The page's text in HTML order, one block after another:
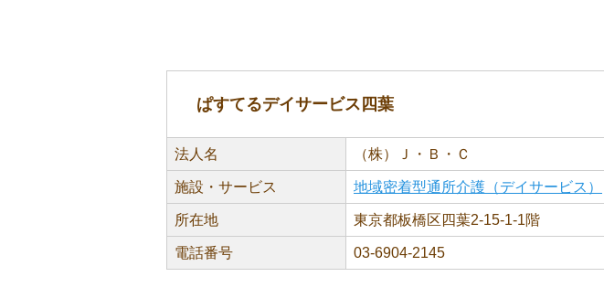
ぱすてるデイサービス四葉
法人名 （株）Ｊ・Ｂ・Ｃ
施設・サービス 地域密着型通所介護（デイサービス）
所在地 東京都板橋区四葉2-15-1-1階
電話番号 03-6904-2145